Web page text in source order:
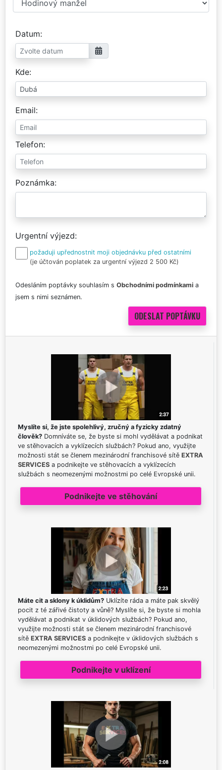
Datum
Kde
Email
Telefon
Poznámka
Urgentní výjezd
požaduji upřednostnit moji objednávku před ostatními
(je účtován poplatek za urgentní výjezd 2 500 Kč)
Odesláním poptávky souhlasím s Obchodními podmínkami a
jsem s nimi seznámen.
Myslíte si, že jste spolehlivý, zručný a fyzicky zdatný
člověk? Domníváte se, že byste si mohl vydělávat a podnikat
ve stěhovacích a vyklízecích službách? Pokud ano, využijte
možnosti stát se členem mezinárodní franchisové sítě EXTRA
SERVICES a podnikejte ve stěhovacích a vyklízecích
službách s neomezenými možnostmi po celé Evropské unii.
Podnikejte ve stěhování
Máte cit a sklony k úklidům? Uklízíte ráda a máte pak skvělý
pocit z té zářivé čistoty a vůně? Myslíte si, že byste si mohla
vydělávat a podnikat v úklidových službách? Pokud ano,
využijte možnosti stát se členem mezinárodní franchisové
sítě EXTRA SERVICES a podnikejte v úklidových službách s
neomezenými možnostmi po celé Evropské unii.
Podnikejte v uklízení